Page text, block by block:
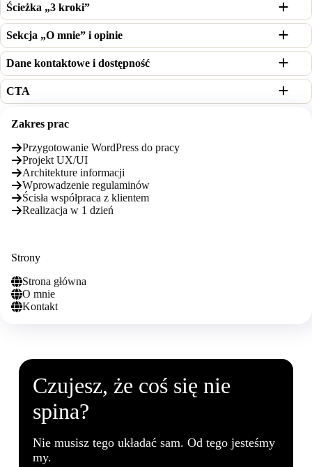
Ścieżka „3 kroki”
Sekcja „O mnie” i opinie
Dane kontaktowe i dostępność
CTA
Zakres prac
Przygotowanie WordPress do pracy
Projekt UX/UI
Architekture informacji
Wprowadzenie regulaminów
Ścisła współpraca z klientem
Realizacja w 1 dzień
Strony
Strona główna
O mnie
Kontakt
Czujesz, że coś się nie
spina?
Nie musisz tego układać sam. Od tego jesteśmy
my.